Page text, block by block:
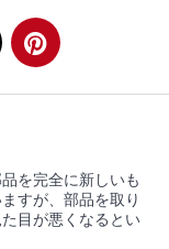
を完全に新しいも
すが、部品を取り
目が悪くなるとい